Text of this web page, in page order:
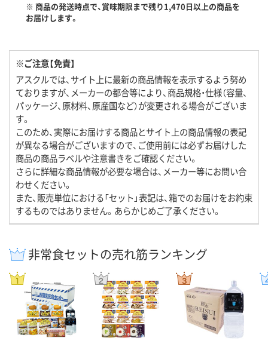
※ 商品の発送時点で、賞味期限まで残り1,470日以上の商品を
お届けします。
※ご注意【免責】
アスクルでは、サイト上に最新の商品情報を表示するよう努め
ておりますが、メーカーの都合等により、商品規格・仕様（容量、
パッケージ、原材料、原産国など）が変更される場合がございま
す。
このため、実際にお届けする商品とサイト上の商品情報の表記
が異なる場合がございますので、ご使用前には必ずお届けした
商品の商品ラベルや注意書きをご確認ください。
さらに詳細な商品情報が必要な場合は、メーカー等にお問い合
わせください。
また、販売単位における「セット」表記は、箱でのお届けをお約束
するものではありません。あらかじめご了承ください。
非常食セットの売れ筋ランキング